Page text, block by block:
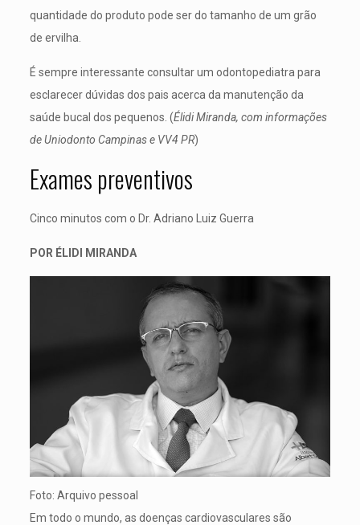
quantidade do produto pode ser do tamanho de um grão
de ervilha.
É sempre interessante consultar um odontopediatra para
esclarecer dúvidas dos pais acerca da manutenção da
saúde bucal dos pequenos. (Élidi Miranda, com informações
de Uniodonto Campinas e VV4 PR)
Exames preventivos
Cinco minutos com o Dr. Adriano Luiz Guerra
POR ÉLIDI MIRANDA
Foto: Arquivo pessoal
Em todo o mundo, as doenças cardiovasculares são